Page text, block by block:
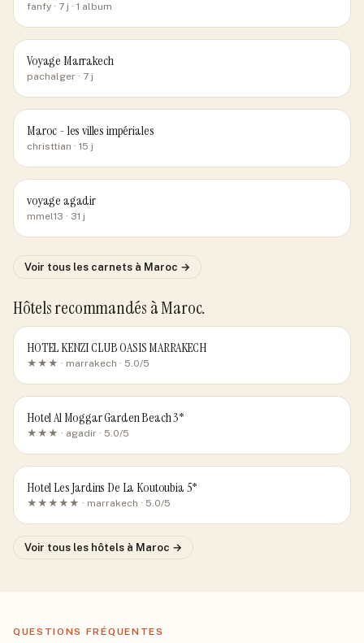
fanfy · 7 j · 1 album
Voyage Marrakech
pachalger · 7 j
Maroc - les villes impériales
christtian · 15 j
voyage agadir
mmel13 · 31 j
Voir tous les carnets à Maroc →
Hôtels recommandés à Maroc.
HOTEL KENZI CLUB OASIS MARRAKECH
★★★ · marrakech · 5.0/5
Hotel Al Moggar Garden Beach 3*
★★★ · agadir · 5.0/5
Hotel Les Jardins De La Koutoubia 5*
★★★★★ · marrakech · 5.0/5
Voir tous les hôtels à Maroc →
QUESTIONS FRÉQUENTES